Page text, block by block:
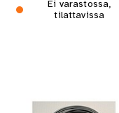
Ei varastossa,
tilattavissa